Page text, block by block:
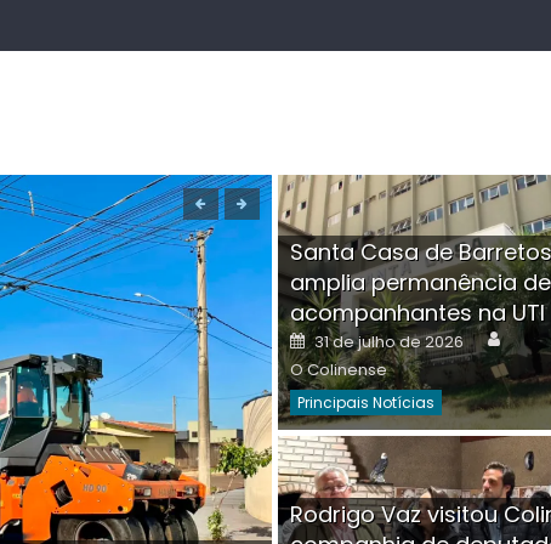
Boutique na Av.
invadida por
Santa Casa de Barretos
amplia permanência de
acompanhantes na UTI
Posted
on
31 de julho de 2026
O Colinense
Principais Notícias
Rodrigo Vaz visitou